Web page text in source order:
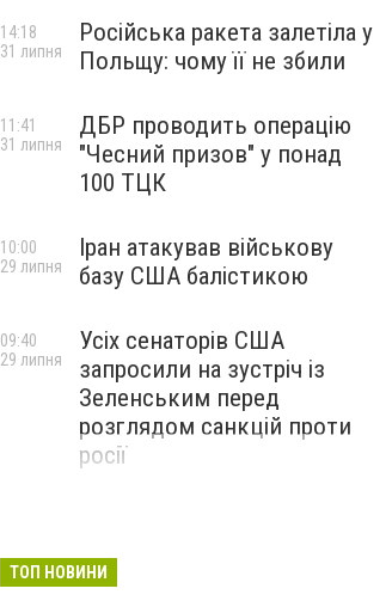
Російська ракета залетіла у
Польщу: чому її не збили
14:18
31 липня
ДБР проводить операцію
"Чесний призов" у понад
100 ТЦК
11:41
31 липня
Іран атакував військову
базу США балістикою
10:00
29 липня
Усіх сенаторів США
запросили на зустріч із
Зеленським перед
розглядом санкцій проти
росії
09:40
29 липня
ТОП НОВИНИ